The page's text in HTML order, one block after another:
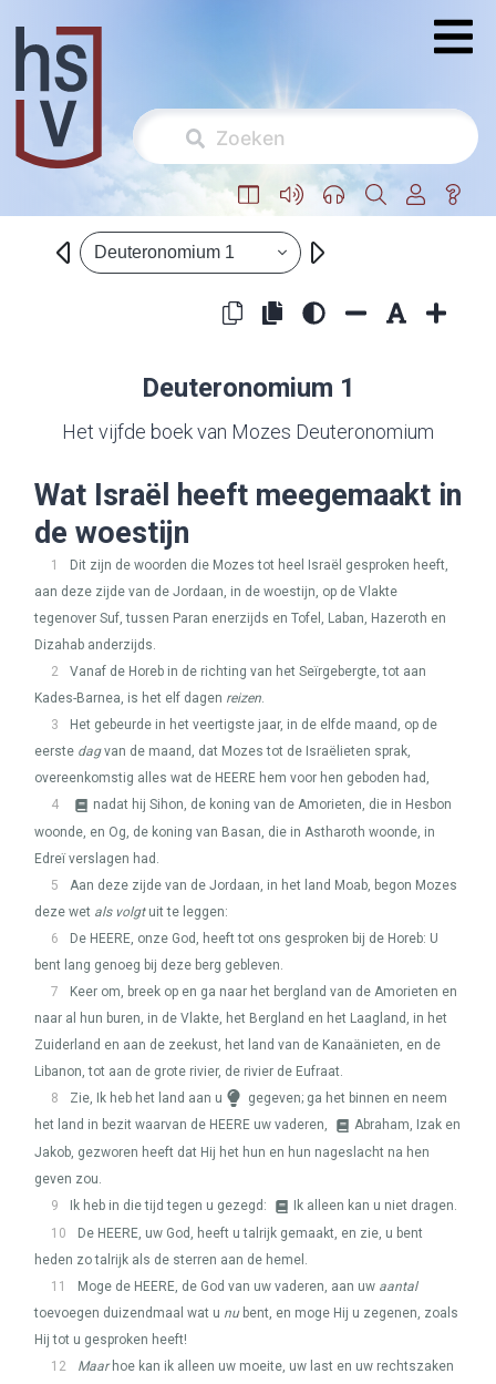
Deuteronomium 1
Deuteronomium 1
Het vijfde boek van Mozes Deuteronomium
Wat Israël heeft meegemaakt in
de woestijn
1
Dit zijn de woorden die Mozes tot heel Israël gesproken heeft,
aan deze zijde van de Jordaan, in de woestijn, op de Vlakte
tegenover Suf, tussen Paran enerzijds en Tofel, Laban, Hazeroth en
Dizahab anderzijds.
2
Vanaf de Horeb in de richting van het Seïrgebergte, tot aan
Kades-Barnea, is het elf dagen reizen.
3
Het gebeurde in het veertigste jaar, in de elfde maand, op de
eerste dagvan de maand, dat Mozes tot de Israëlieten sprak,
overeenkomstig alles wat de HEERE hem voor hen geboden had,
4
nadat hij Sihon, de koning van de Amorieten, die in Hesbon
woonde, en Og, de koning van Basan, die in Astharoth woonde, in
Edreï verslagen had.
5
Aan deze zijde van de Jordaan, in het land Moab, begon Mozes
deze wet als volgtuit te leggen:
6
De HEERE, onze God, heeft tot ons gesproken bij de Horeb: U
bent lang genoeg bij deze berg gebleven.
7
Keer om, breek op en ga naar het bergland van de Amorieten en
naar al hun buren, in de Vlakte, het Bergland en het Laagland, in het
Zuiderland en aan de zeekust, het land van de Kanaänieten, en de
Libanon, tot aan de grote rivier, de rivier de Eufraat.
8
Zie, Ik heb het land aan u
gegeven; ga het binnen en neem
het land in bezit waarvan de HEERE uw vaderen,
Abraham, Izak en
Jakob, gezworen heeft dat Hij het hun en hun nageslacht na hen
geven zou.
9
Ik heb in die tijd tegen u gezegd:
Ik alleen kan u niet dragen.
10
De HEERE, uw God, heeft u talrijk gemaakt, en zie, u bent
heden zo talrijk als de sterren aan de hemel.
11
Moge de HEERE, de God van uw vaderen, aan uw aantal
toevoegen duizendmaal wat u nubent, en moge Hij u zegenen, zoals
Hij tot u gesproken heeft!
12
Maarhoe kan ik alleen uw moeite, uw last en uw rechtszaken